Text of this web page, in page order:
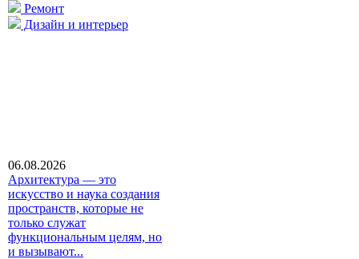
Ремонт
Дизайн и интерьер
06.08.2026
Архитектура — это
искусство и наука создания
пространств, которые не
только служат
функциональным целям, но
и вызывают...